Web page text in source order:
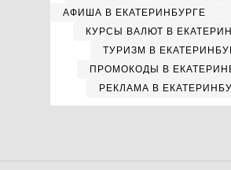
АФИША В ЕКАТЕРИНБУРГЕ
КУРСЫ ВАЛЮТ В
ТУРИЗМ В
ПРОМОКОДЫ В
РЕКЛАМА В